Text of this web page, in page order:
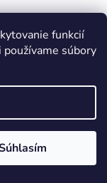
funkcií
súbory